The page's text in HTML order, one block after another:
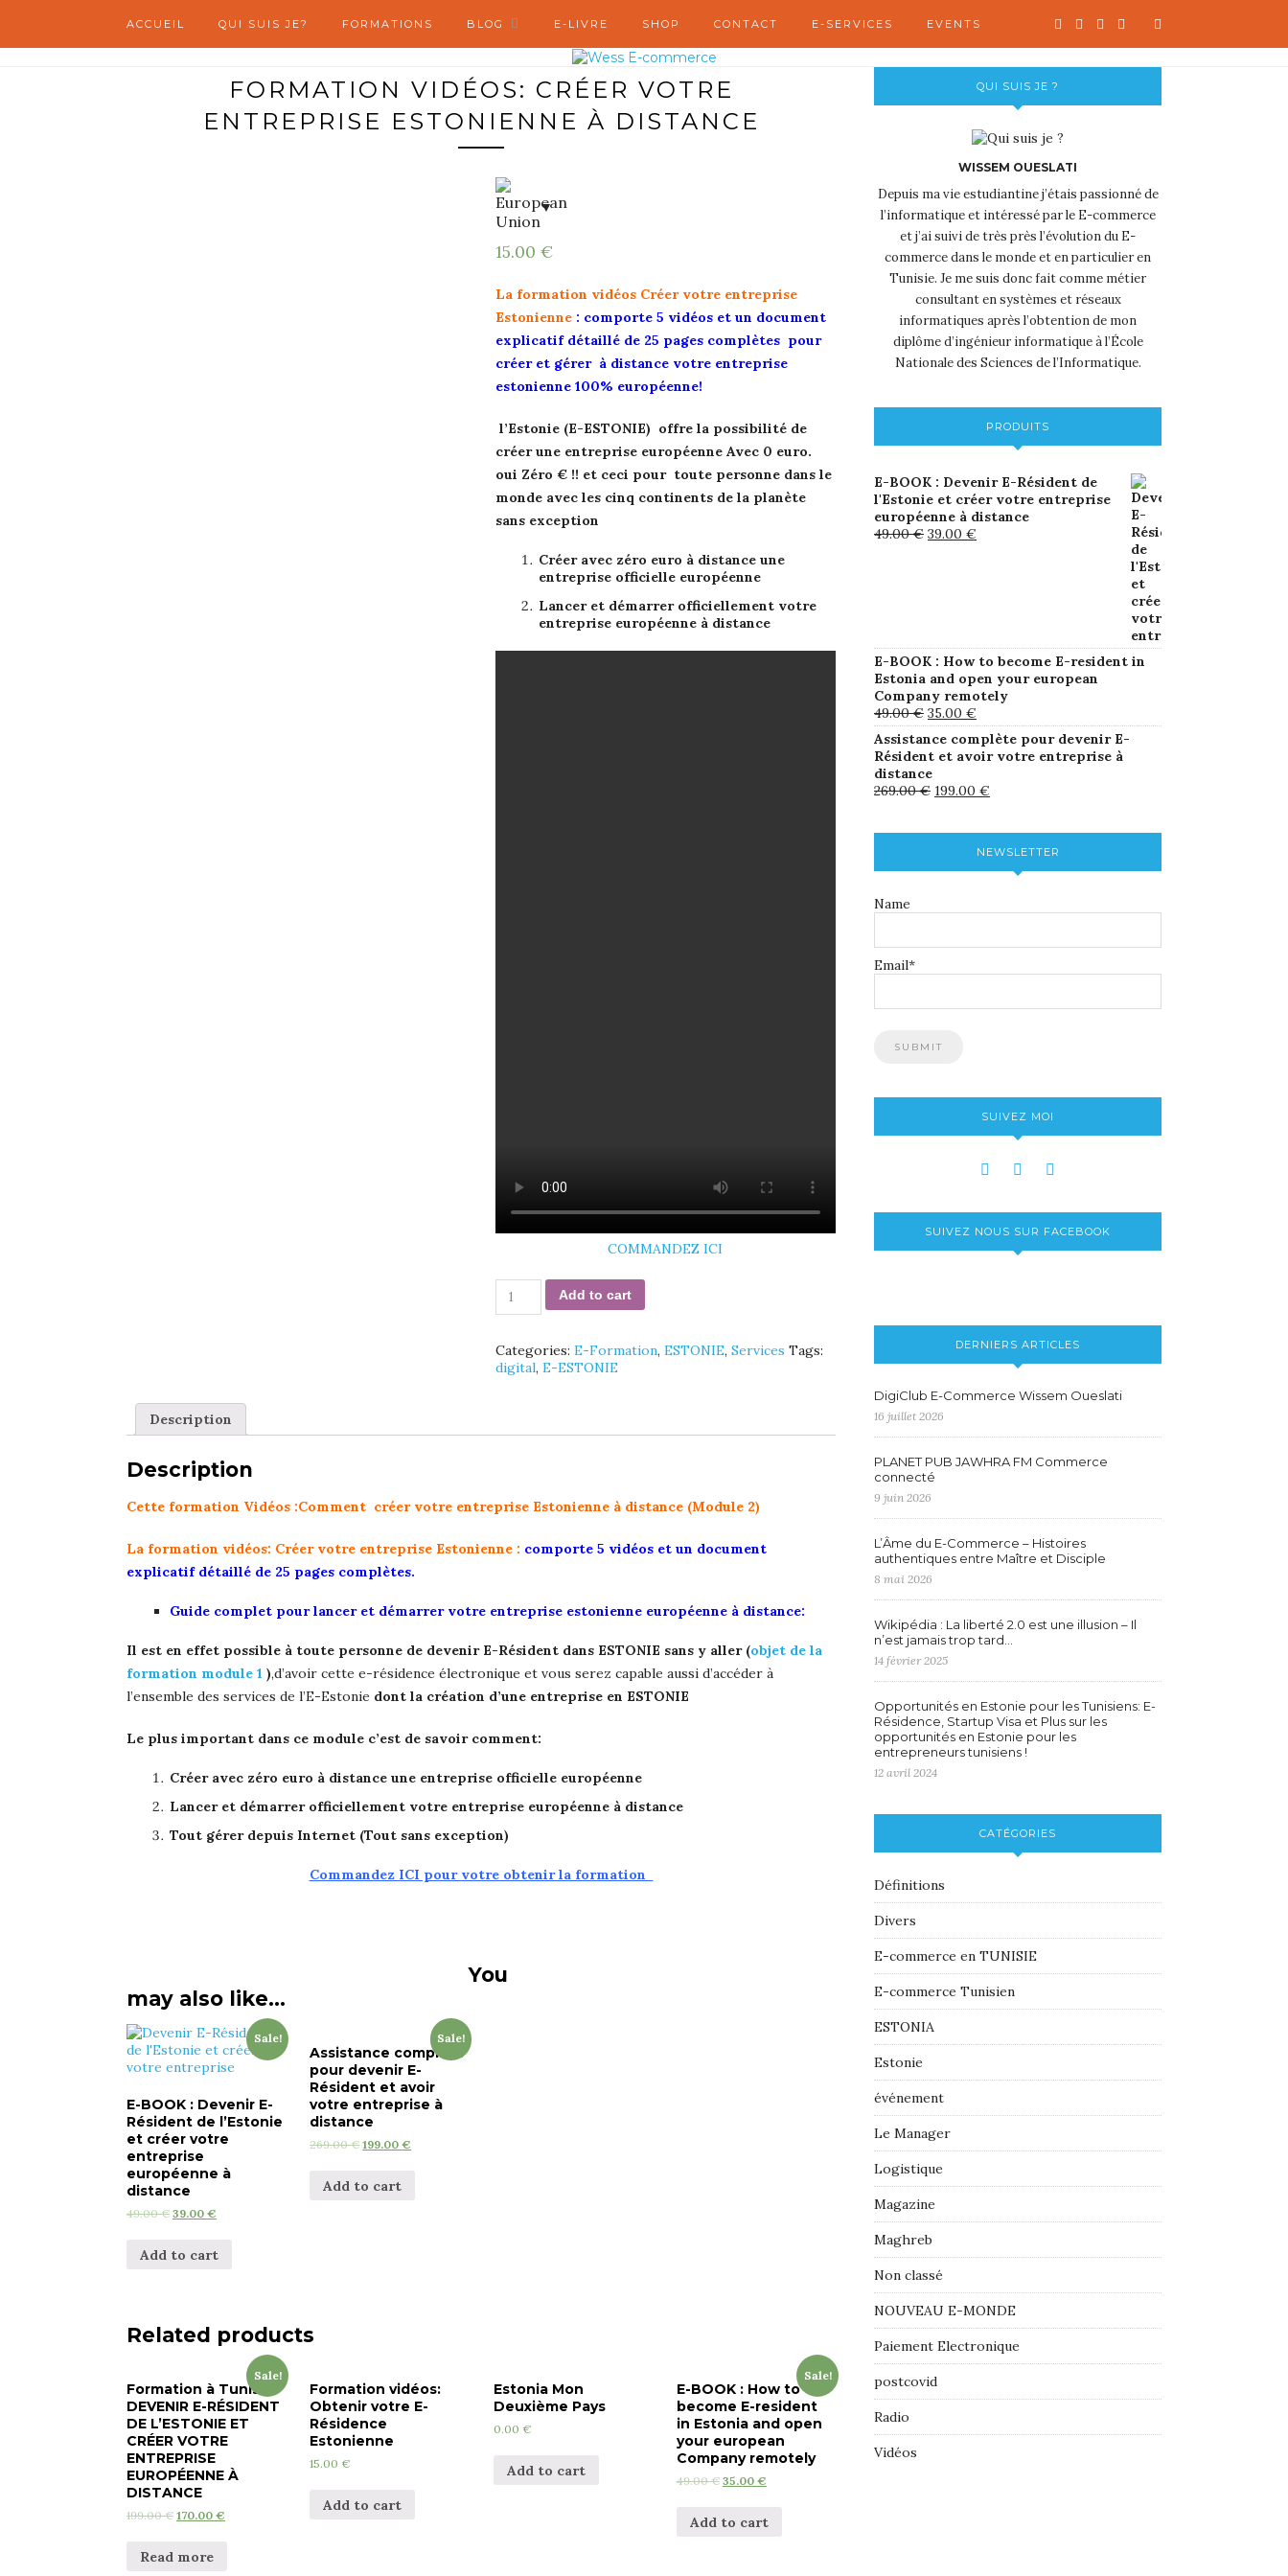
ACCUEIL QUI SUIS JE? FORMATIONS BLOG E-LIVRE SHOP CONTACT E-SERVICES EVENTS
FORMATION VIDÉOS: CRÉER VOTRE
ENTREPRISE ESTONIENNE À DISTANCE
15.00 €
La formation vidéos Créer votre entreprise
Estonienne: comporte 5 vidéos et un document
explicatif détaillé de 25 pages complètespour
créer et gérer à distance votre entreprise
estonienne 100% européenne!
l’Estonie (E-ESTONIE) offre la possibilité de
créer une entreprise européenne Avec 0 euro.
oui Zéro € !! et ceci pour toute personne dans le
monde avec les cinq continents de la planète
sans exception
Créer avec zéro euro à distance une
entreprise officielle européenne
Lancer et démarrer officiellement votre
entreprise européenne à distance
COMMANDEZ ICI
Formation
vidéos:
entreprise
Estonienne
Add to cart
Categories: E-Formation, ESTONIE, Services Tags:
digital, E-ESTONIE
Description
Description
Cette formation Vidéos :Comment créer votre entreprise Estonienne à distance (Module 2)
La formation vidéos: Créer votre entreprise Estonienne : comporte 5 vidéos et un document
explicatif détaillé de 25 pages complètes.
Guide complet pour lancer et démarrer votre entreprise estonienne européenne à distance:
Il est en effet possible à toute personne de devenir E-Résident dans ESTONIE sans y aller (objet de la
formation module 1 ),d’avoir cette e-résidence électronique et vous serez capable aussi d’accéder à
l’ensemble des services de l’E-Estonie dont la création d’une entreprise en ESTONIE
Le plus important dans ce module c’est de savoir comment:
Créer avec zéro euro à distance une entreprise officielle européenne
Lancer et démarrer officiellement votre entreprise européenne à distance
Tout gérer depuis Internet (Tout sans exception)
Commandez ICI pour votre obtenir la formation
You
may also like…
Sale!
E-BOOK : Devenir E-
Résident de l’Estonie
et créer votre
entreprise
européenne à
distance
49.00€ 39.00 €
Add to cart
Sale!
Assistance complète
pour devenir E-
Résident et avoir
votre entreprise à
distance
269.00€ 199.00€
Add to cart
Related products
Sale!
Formation à Tunis :
DEVENIR E-RÉSIDENT
DE L’ESTONIE ET
CRÉER VOTRE
ENTREPRISE
EUROPÉENNE À
DISTANCE
199.00€ 170.00 €
Read more
Formation vidéos:
Obtenir votre E-
Résidence
Estonienne
15.00 €
Add to cart
Estonia Mon
Deuxième Pays
0.00 €
Add to cart
Sale!
E-BOOK : How to
become E-resident
in Estonia and open
your european
Company remotely
49.00€ 35.00 €
Add to cart
QUI SUIS JE ?
WISSEM OUESLATI
Depuis ma vie estudiantine j’étais passionné de
l’informatique et intéressé par le E-commerce
et j’ai suivi de très près l’évolution du E-
commerce dans le monde et en particulier en
Tunisie. Je me suis donc fait comme métier
consultant en systèmes et réseaux
informatiques après l’obtention de mon
diplôme d’ingénieur informatique à l’École
Nationale des Sciences de l’Informatique.
PRODUITS
E-BOOK : Devenir E-Résident de
l'Estonie et créer votre entreprise
européenne à distance
49.00€ 39.00 €
E-BOOK : How to become E-resident in
Estonia and open your european
Company remotely
49.00€ 35.00 €
Assistance complète pour devenir E-
Résident et avoir votre entreprise à
distance
269.00€ 199.00 €
NEWSLETTER
Name
Email*
SUIVEZ MOI
SUIVEZ NOUS SUR FACEBOOK
DERNIERS ARTICLES
DigiClub E-Commerce Wissem Oueslati
16 juillet 2026
PLANET PUB JAWHRA FM Commerce
connecté
9 juin 2026
L’Âme du E-Commerce – Histoires
authentiques entre Maître et Disciple
8 mai 2026
Wikipédia : La liberté 2.0 est une illusion – Il
n’est jamais trop tard…
14 février 2025
Opportunités en Estonie pour les Tunisiens: E-
Résidence, Startup Visa et Plus sur les
opportunités en Estonie pour les
entrepreneurs tunisiens !
12 avril 2024
CATÉGORIES
Définitions
Divers
E-commerce en TUNISIE
E-commerce Tunisien
ESTONIA
Estonie
événement
Le Manager
Logistique
Magazine
Maghreb
Non classé
NOUVEAU E-MONDE
Paiement Electronique
postcovid
Radio
Vidéos